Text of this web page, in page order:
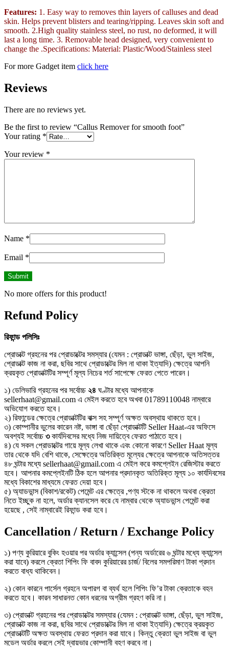
Features: 1. Easy way to removes thin layers of calluses and dead
skin. Helps prevent blisters and tearing/ripping. Leaves skin soft and
smooth. 2.High quality stainless steel, no rust, no deformed, it will
last a long time. 3. Removable head designed, very convenient to
change the .Specifications: Material: Plastic/Wood/Stainless steel
For more Gadget item click here
Reviews
There are no reviews yet.
Be the first to review “Callus Remover for smooth foot”
Your rating *
Your review *
Name *
Email *
No more offers for this product!
Refund Policy
রিফান্ড পলিসিঃ
প্রোডাক্ট গ্রহনের পর প্রোডাক্টের সমস্যার (যেমন : প্রোডাক্ট ভাঙ্গা, ছেঁড়া, ভুল সাইজ,
প্রোডাক্ট কাজ না করা, ছবির সাথে প্রোডাক্টের মিল না থাকা ইত্যাদি) ক্ষেত্রে আপনি
ক্রয়কৃত প্রোডাক্টটির সম্পূর্ণ মূল্য নিচের শর্ত সাপেক্ষে ফেরত পেতে পারেন।
১) ডেলিভারি গ্রহনের পর সর্বোচ্চ ২৪ ঘণ্টার মধ্যে আপনাকে
sellerhaat@gmail.com এ মেইল করতে হবে অখবা 01789110048 নাম্বারে
অভিযোগ করতে হবে।
২) রিফান্ডের ক্ষেত্রে প্রোডাক্টটির বাক্স সহ সম্পূর্ণ অক্ষত অবস্থায় থাকতে হবে।
৩) কোম্পানীর ভুলের কারেন নষ্ট, ভাঙ্গা বা ছেঁড়া প্রোডাক্টটি Seller Haat-এর অফিসে
অবশ্যই সর্বোচ্চ ৩কার্যদিবসের মধ্যে নিজ দায়িত্বে ফেরত পাঠাতে হবে।
৪) যে সকল প্রোডাক্টের গায়ে মূল্য লেখা থাকে এবং কোনো কারণে Seller Haat মূল্য
তার থেকে যদি বেশি থাকে, সেক্ষেত্রে অতিরিক্ত মূল্যের ক্ষেত্রে আপনাকে অতিসত্তর
৪৮ ঘন্টার মধ্যে sellerhaat@gmail.com এ মেইল করে কমপ্লেইন রেজিস্টার করতে
হবে। আপনার কমপ্লেইনটি ঠিক হলে আপনার প্রদানকৃত অতিরিক্ত মূল্য ১০ কার্যদিবসের
মধ্যে বিকাশের মাধ্যমে ফেরত দেয়া হবে।
৫) অ্যাডভান্স (বিকাশ/রকেট) পেমেন্ট এর ক্ষেত্রে ,পণ্য স্টকে না থাকলে অথবা ক্রেতা
নিতে ইচ্ছুক না হলে, অর্ডার ক্যানসেল করে যে নাম্বার থেকে অ্যাডভান্স পেমেন্ট করা
হয়েছে , সেই নাম্বারেই রিফান্ড করা হবে।
Cancellation / Return / Exchange Policy
১) পণ্য কুরিয়ারে বুকিং হওয়ার পর অর্ডার ক্যান্সেল (পন্য অর্ডারের ৬ ঘন্টার মধ্যে ক্যান্সেল
করা যাবে) করলে ক্রেতা শিপিং ফি বাবদ কুরিয়ারের চার্জ/ বিলের সমপরিমাণ টাকা প্রদান
করতে বাধ্য থাকিবেন।
২) কোন কারনে পার্সেল গ্রহনে অপারগ বা ব্যর্থ হলে শিপিং ফি’র টাকা ক্রেতাকে বহন
করতে হবে। কারন সাধারনত কোন ধরনের অগ্রীম গ্রহণ করি না।
৩) প্রোডাক্ট গ্রহনের পর প্রোডাক্টের সমস্যার (যেমন : প্রোডাক্ট ভাঙ্গা, ছেঁড়া, ভুল সাইজ,
প্রোডাক্ট কাজ না করা, ছবির সাথে প্রোডাক্টের মিল না থাকা ইত্যাদি) ক্ষেত্রে ক্রয়কৃত
প্রোডাক্টটি অক্ষত অবস্থায় ফেরত প্রদান করা যাবে। কিন্তু ক্রেতা ভুল সাইজ বা ভুল
মডেল অর্ডার করলে সেই দ্বায়ভার কোম্পানী বহণ করবে না।